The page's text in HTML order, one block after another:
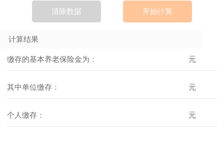
清除数据 开始计算
计算结果
缴存的基本养老保险金为： 元
其中单位缴存： 元
个人缴存： 元